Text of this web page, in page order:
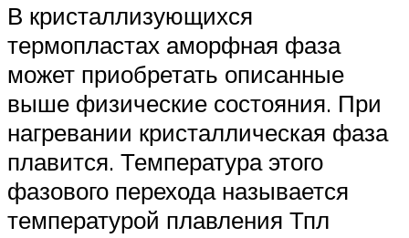
В кристаллизующихся
термопластах аморфная фаза
может приобретать описанные
выше физические состояния. При
нагревании кристаллическая фаза
плавится. Температура этого
фазового перехода называется
температурой плавления Тпл